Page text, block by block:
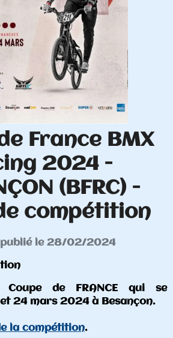
France BMX
2024 -
(BFRC) -
compétition
le 28/02/2024
de FRANCE qui se
24 mars 2024 à Besançon.
la compétition.